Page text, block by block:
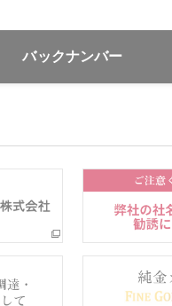
バックナンバー